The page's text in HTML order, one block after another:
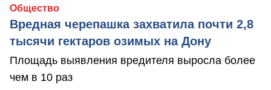
Общество
Вредная черепашка захватила почти 2,8
тысячи гектаров озимых на Дону
Площадь выявления вредителя выросла более
чем в 10 раз